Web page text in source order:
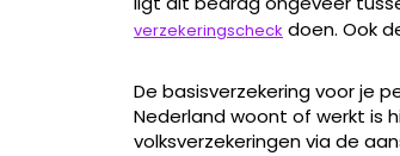
verzekeringscheck doen. Ook
De basisverzekering voor je
Nederland woont of werkt is
volksverzekeringen via de